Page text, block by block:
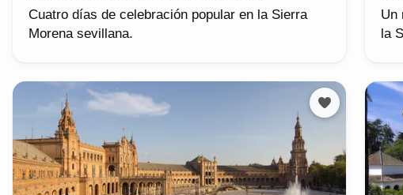
Cuatro días de celebración popular en la Sierra
Morena sevillana.
Un
la